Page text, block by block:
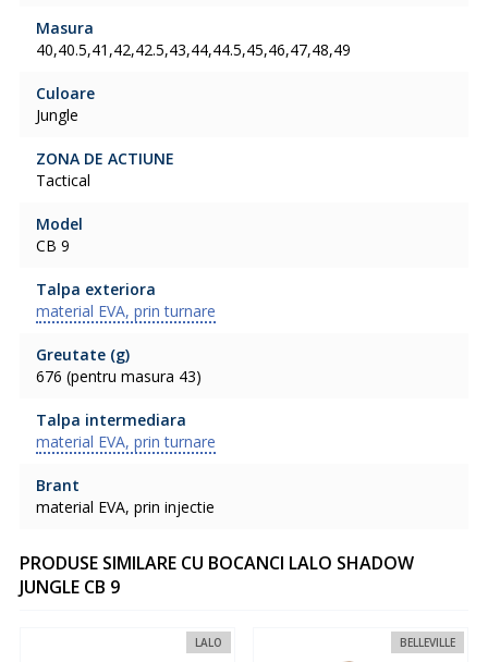
Masura
40,40.5,41,42,42.5,43,44,44.5,45,46,47,48,49
Culoare
Jungle
ZONA DE ACTIUNE
Tactical
Model
CB 9
Talpa exteriora
material EVA, prin turnare
Greutate (g)
676 (pentru masura 43)
Talpa intermediara
material EVA, prin turnare
Brant
material EVA, prin injectie
PRODUSE SIMILARE CU BOCANCI LALO SHADOW
JUNGLE CB 9
LALO BELLEVILLE